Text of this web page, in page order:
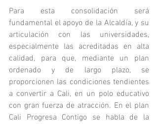
Para esta consolidación será
fundamental el apoyo de la Alcaldía, y su
articulación con las universidades,
especialmente las acreditadas en alta
calidad, para que, mediante un plan
ordenado y de largo plazo, se
proporcionen las condiciones tendientes
a convertir a Cali, en un polo educativo
con gran fuerza de atracción. En el plan
Cali Progresa Contigo se habla de la